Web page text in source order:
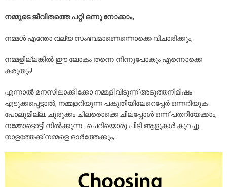
നമ്മുടെ ജീവിതത്തെ പറ്റി ഒന്നു നോക്കാം,
നമ്മൾ എന്തോ വല്യ സംഭവമാണെന്നൊക്കെ വിചാരിക്കും,
നമ്മളില്ലങ്കിൽ ഈ ലോകം തന്നെ നിന്നുപോകും എന്നൊക്കെ
കരുതും!
എന്നാൽ മനസിലാക്കിക്കോ നമ്മളിവിടുന്ന് അടുത്തനിമിഷം
എടുക്കപ്പെട്ടാൽ, നമ്മളറിയുന്ന പകുതിയിലേറെപ്പേർ ഒന്നറിയുക
പോലുമില്ല. ചുരുക്കം ചിലരൊക്കെ ചിലപ്പോൾ ഒന്ന് പതറിയേക്കാം,
നമ്മോടൊട്ടി നിൽക്കുന്ന…ചെറിയൊരു പിടി ആളുകൾ കുറച്ചു
നാളത്തേക്ക് നമ്മളെ ഓർത്തേക്കും,